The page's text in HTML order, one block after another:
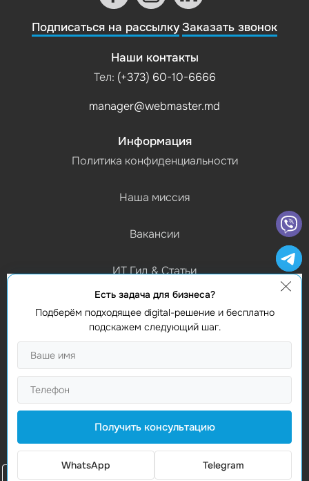
Заказать звонок
Подписаться на рассылкуЗаказать звонок
Наши контакты
Тел: (+373) 60-10-6666
manager@webmaster.md
Информация
Политика конфиденциальности
Наша миссия
Вакансии
ИТ Гид & Статьи
График работы
(Пн-Пт) 9:00 - 18:00
Studio Webmaster
Молдова, Кишинев, MD-2012
Vasile Alecsandri 82A
Есть задача для бизнеса?
Подберём подходящее digital-решение и бесплатно
подскажем следующий шаг.
Получить консультацию
WhatsApp Telegram
Заказать звонок